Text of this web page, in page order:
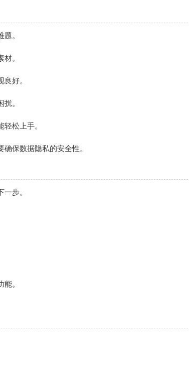
。
。
好。
。
松上手。
保数据隐私的安全性。
步。
。